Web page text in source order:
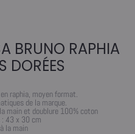
BRUNO RAPHIA
DORÉES
raphia, moyen format.
de la marque.
main et doublure 100% coton
43 x 30 cm
la main